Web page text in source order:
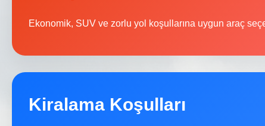
Ekonomik, SUV ve zorlu yol koşullarına uygun araç
Kiralama Koşulları